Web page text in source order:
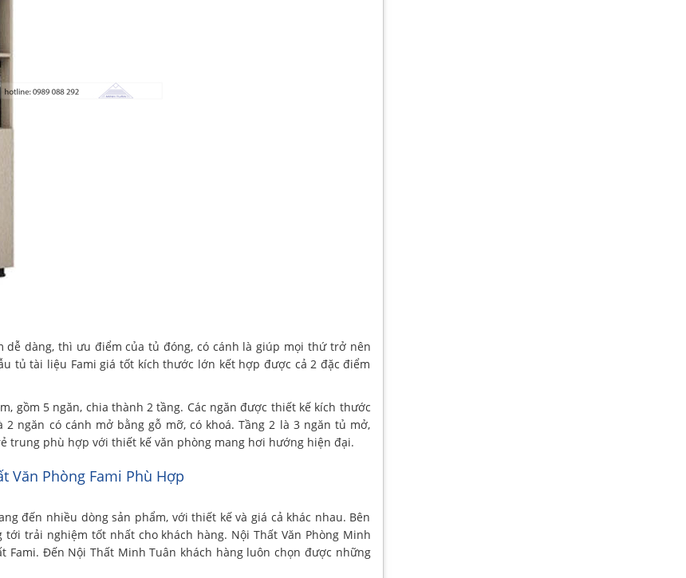
dàng, thì ưu điểm của tủ đóng, có cánh là giúp mọi thứ trở nên
tủ tài liệu Fami giá tốt kích thước lớn kết hợp được cả 2 đặc điểm
gồm 5 ngăn, chia thành 2 tầng. Các ngăn được thiết kế kích thước
ngăn có cánh mở bằng gỗ mỡ, có khoá. Tầng 2 là 3 ngăn tủ mở,
trung phù hợp với thiết kế văn phòng mang hơi hướng hiện đại.
Văn Phòng Fami Phù Hợp
đến nhiều dòng sản phẩm, với thiết kế và giá cả khác nhau. Bên
trải nghiệm tốt nhất cho khách hàng. Nội Thất Văn Phòng Minh
Đến Nội Thất Minh Tuân khách hàng luôn chọn được những